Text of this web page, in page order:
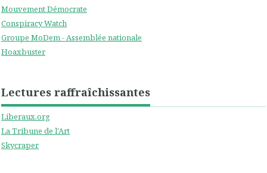
Mouvement Démocrate
Conspiracy Watch
Groupe MoDem - Assemblée nationale
Hoaxbuster
Lectures raffraîchissantes
Liberaux.org
La Tribune de l'Art
Skycraper